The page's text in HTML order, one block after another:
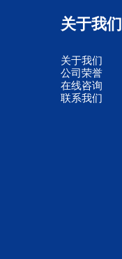
关于我们
关于我们
公司荣誉
在线咨询
联系我们